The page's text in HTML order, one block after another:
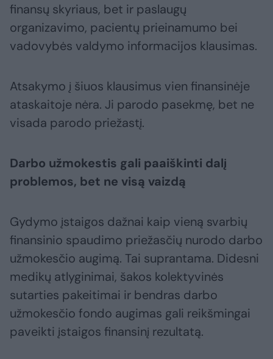
finansų skyriaus, bet ir paslaugų
organizavimo, pacientų prieinamumo bei
vadovybės valdymo informacijos klausimas.
Atsakymo į šiuos klausimus vien finansinėje
ataskaitoje nėra. Ji parodo pasekmę, bet ne
visada parodo priežastį.
Darbo užmokestis gali paaiškinti dalį
problemos, bet ne visą vaizdą
Gydymo įstaigos dažnai kaip vieną svarbių
finansinio spaudimo priežasčių nurodo darbo
užmokesčio augimą. Tai suprantama. Didesni
medikų atlyginimai, šakos kolektyvinės
sutarties pakeitimai ir bendras darbo
užmokesčio fondo augimas gali reikšmingai
paveikti įstaigos finansinį rezultatą.